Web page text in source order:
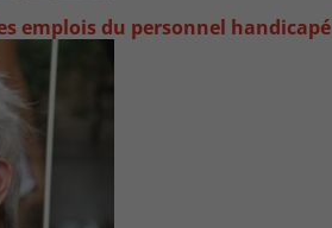
emplois du personnel handicapé